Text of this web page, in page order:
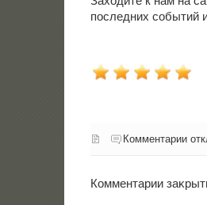
последних событий
Комментарии
Комментарии